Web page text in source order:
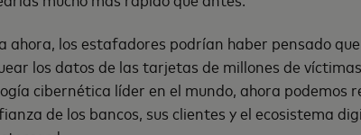
ahora, los estafadores podrían haber pensado
los datos de las tarjetas de millones de
cibernética líder en el mundo, ahora podemos
de los bancos, sus clientes y el ecosistema